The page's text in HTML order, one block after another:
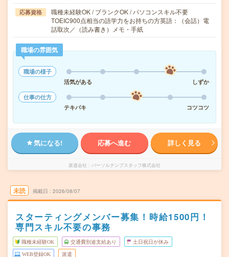
応募資格
職種未経験OK / ブランクOK / パソコンスキル不要
TOEIC900点相当の語学力をお持ちの方英語：（会話）電
話取次／（読み書き）メモ・手紙
職場の雰囲気
職場の様子
活気がある
しずか
仕事の仕方
テキパキ
コツコツ
気になる! 応募へ進む 詳しく見る
派遣会社 パーソルテンプスタッフ株式会社
未読 掲載日 2026/08/07
スターティングメンバー募集！時給1500円！
専門スキル不要の事務
職種未経験OK 交通費別途支給あり 土日祝日が休み
WEB登録OK 派遣